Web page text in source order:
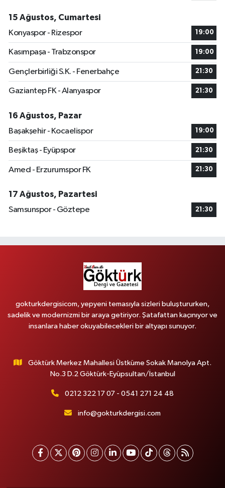
15 Ağustos, Cumartesi
Konyaspor - Rizespor
19:00
Kasımpaşa - Trabzonspor 19:00
Gençlerbirliği S.K. - Fenerbahçe 21:30
Gaziantep FK - Alanyaspor 21:30
16 Ağustos, Pazar
Başakşehir - Kocaelispor
19:00
Beşiktaş - Eyüpspor 21:30
Amed - Erzurumspor FK 21:30
17 Ağustos, Pazartesi
Samsunspor - Göztepe
21:30
gokturkdergisicom, yepyeni temasıyla sizleri buluştururken,
sadelik ve modernizmi bir araya getiriyor. Şatafattan kaçınıyor ve
insanlara haber okuyabilecekleri bir altyapı sunuyor.
Göktürk Merkez Mahallesi Üstküme Sokak Manolya Apt.
No.3 D.2 Göktürk-Eyüpsultan/İstanbul
0212 322 17 07 - 0541 271 24 48
info@gokturkdergisi.com